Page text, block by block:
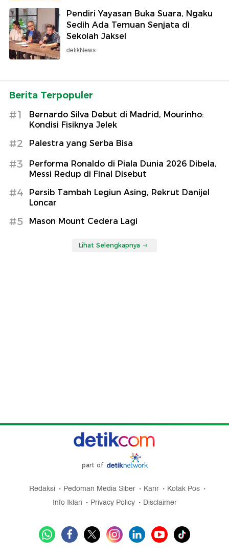
Pendiri Yayasan Buka Suara, Ngaku
Sedih Ada Temuan Senjata di
Sekolah Jaksel
detikNews
Berita Terpopuler
#1
Bernardo Silva Debut di Madrid, Mourinho:
Kondisi Fisiknya Jelek
#2 Palestra yang Serba Bisa
#3
Performa Ronaldo di Piala Dunia 2026 Dibela,
Messi Redup di Final Disebut
#4
Persib Tambah Legiun Asing, Rekrut Danijel
Loncar
#5 Mason Mount Cedera Lagi
Lihat Selengkapnya
part of
Redaksi Pedoman Media Siber Karir
Kotak Pos
Info Iklan
Privacy Policy Disclaimer